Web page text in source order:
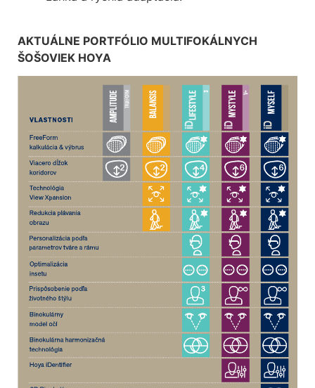
AKTUÁLNE PORTFÓLIO MULTIFOKÁLNYCH
ŠOŠOVIEK HOYA